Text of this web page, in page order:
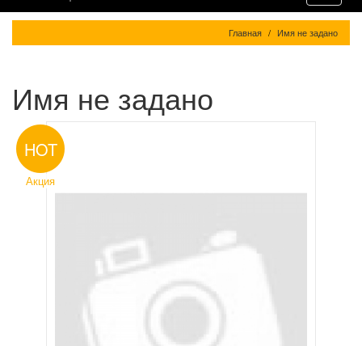
Главная Имя не задано
Имя не задано
HOT
Акция